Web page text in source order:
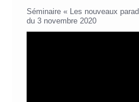
Séminaire « Les nouveaux
du 3 novembre 2020